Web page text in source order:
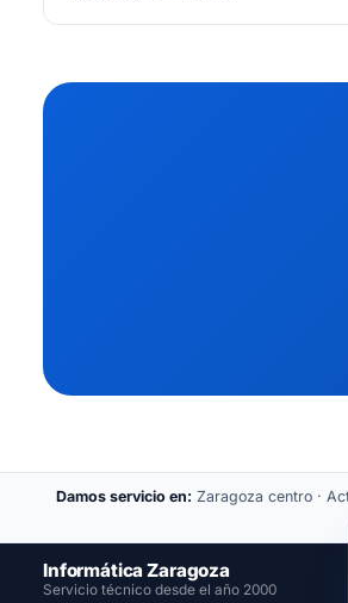
Damos servicio en: Zaragoza centro ·
Informática Zaragoza
Servicio técnico desde el año 2000